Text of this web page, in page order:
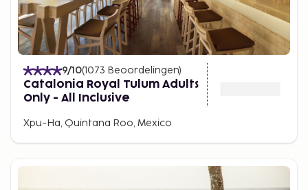
9/10(1073 Beoordelingen)
Catalonia Royal Tulum Adults
Only - All Inclusive
Xpu-Ha, Quintana Roo, Mexico